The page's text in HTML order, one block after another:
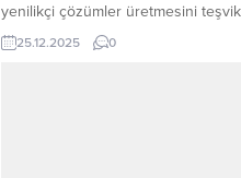
yenilikçi çözümler üretmesini teşvik
etmek, proje kültürünü
yaygınlaştırmak ve disiplinler arası
25.12.2025 0